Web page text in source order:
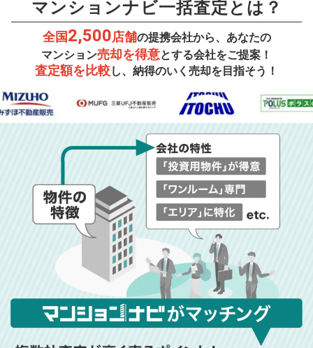
マンションナビ一括査定とは？
全国2,500店舗の提携会社から、あなたの
マンション売却を得意とする会社をご提案！
査定額を比較し、納得のいく売却を目指そう！